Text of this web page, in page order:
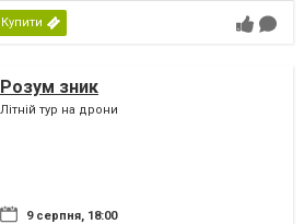
Купити
Розум зник
Літній тур на дрони
9 серпня, 18:00